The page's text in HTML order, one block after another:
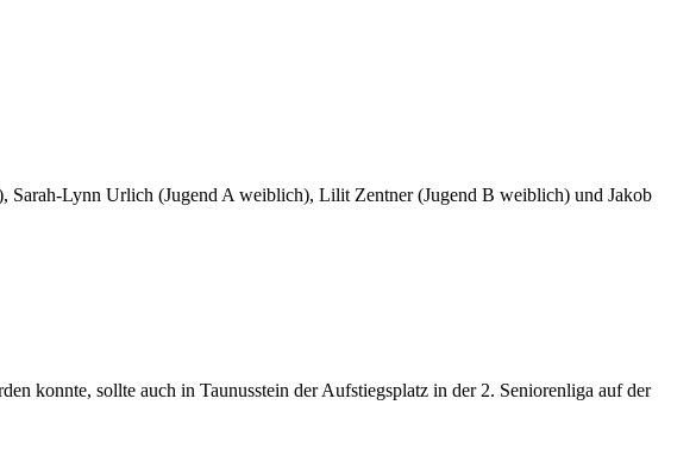
Lynn Urlich (Jugend A weiblich), Lilit Zentner (Jugend B weiblich) und Jakob
konnte, sollte auch in Taunusstein der Aufstiegsplatz in der 2. Seniorenliga auf der